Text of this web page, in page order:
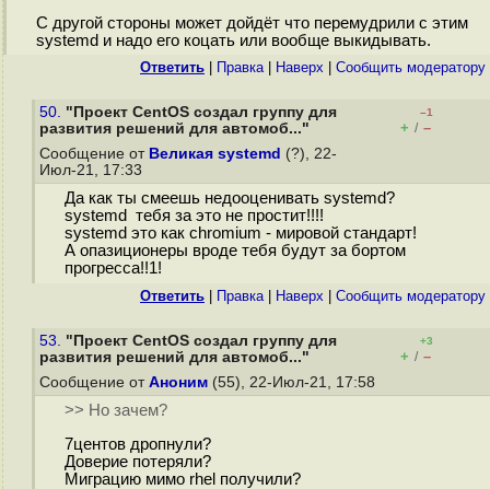
С другой стороны может дойдёт что перемудрили с этим
systemd и надо его коцать или вообще выкидывать.
Ответить Правка| Наверх Cообщить модератору
50. "Проект CentOS создал группу для
развития решений для автомоб..."
–1
+ / –
Сообщение от Великая systemd (?), 22-
Июл-21, 17:33
Да как ты смеешь недооценивать systemd?
systemd тебя за это не простит!!!!
systemd это как chromium - мировой стандарт!
А опазиционеры вроде тебя будут за бортом
прогресса!!1!
Ответить Правка| Наверх Cообщить модератору
53. "Проект CentOS создал группу для
развития решений для автомоб..."
+3
+ / –
Сообщение от Аноним (55), 22-Июл-21, 17:58
>> Но зачем?
7центов дропнули?
Доверие потеряли?
Миграцию мимо rhel получили?